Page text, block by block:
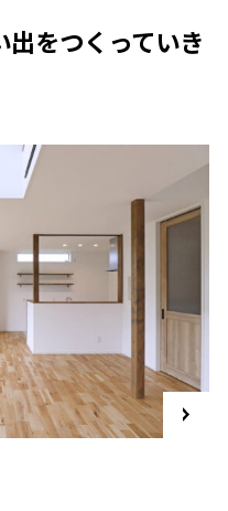
出をつくっていき